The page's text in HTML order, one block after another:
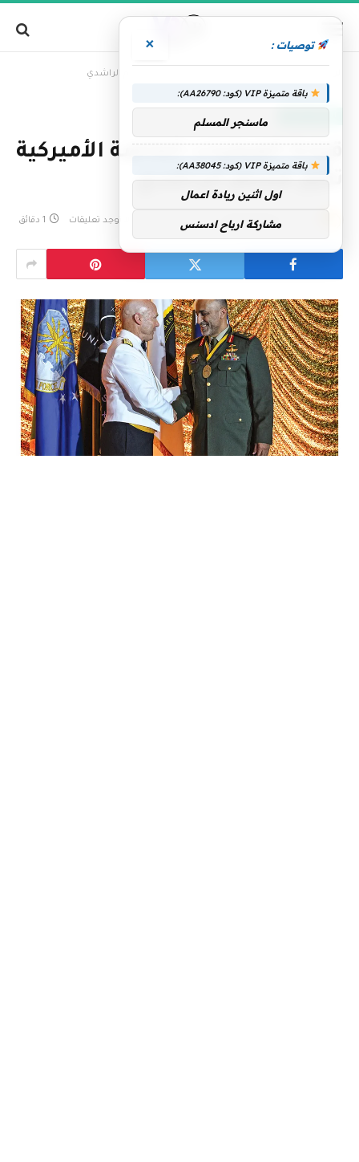
قيادة العمليات الخاصة الأميركية تكرّم مسلم الراشدي
قيادة العمليات الخاصة الأميركية
تكرّم مسلم الراشدي
فريق التحرير لا توجد تعليقات 1 دقائق
توصيات : ×
باقة متميزة VIP (كود: AA26790):
ماسنجر المسلم
باقة متميزة VIP (كود: AA38045):
اول اثنين ريادة اعمال
مشاركة ارباح ادسنس